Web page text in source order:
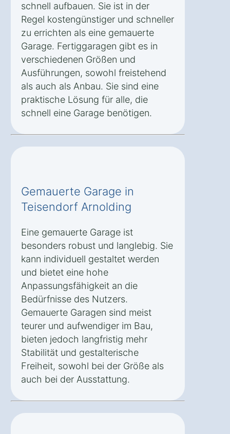
schnell aufbauen. Sie ist in der
Regel kostengünstiger und schneller
zu errichten als eine gemauerte
Garage. Fertiggaragen gibt es in
verschiedenen Größen und
Ausführungen, sowohl freistehend
als auch als Anbau. Sie sind eine
praktische Lösung für alle, die
schnell eine Garage benötigen.
Gemauerte Garage in
Teisendorf Arnolding
Eine gemauerte Garage ist
besonders robust und langlebig. Sie
kann individuell gestaltet werden
und bietet eine hohe
Anpassungsfähigkeit an die
Bedürfnisse des Nutzers.
Gemauerte Garagen sind meist
teurer und aufwendiger im Bau,
bieten jedoch langfristig mehr
Stabilität und gestalterische
Freiheit, sowohl bei der Größe als
auch bei der Ausstattung.